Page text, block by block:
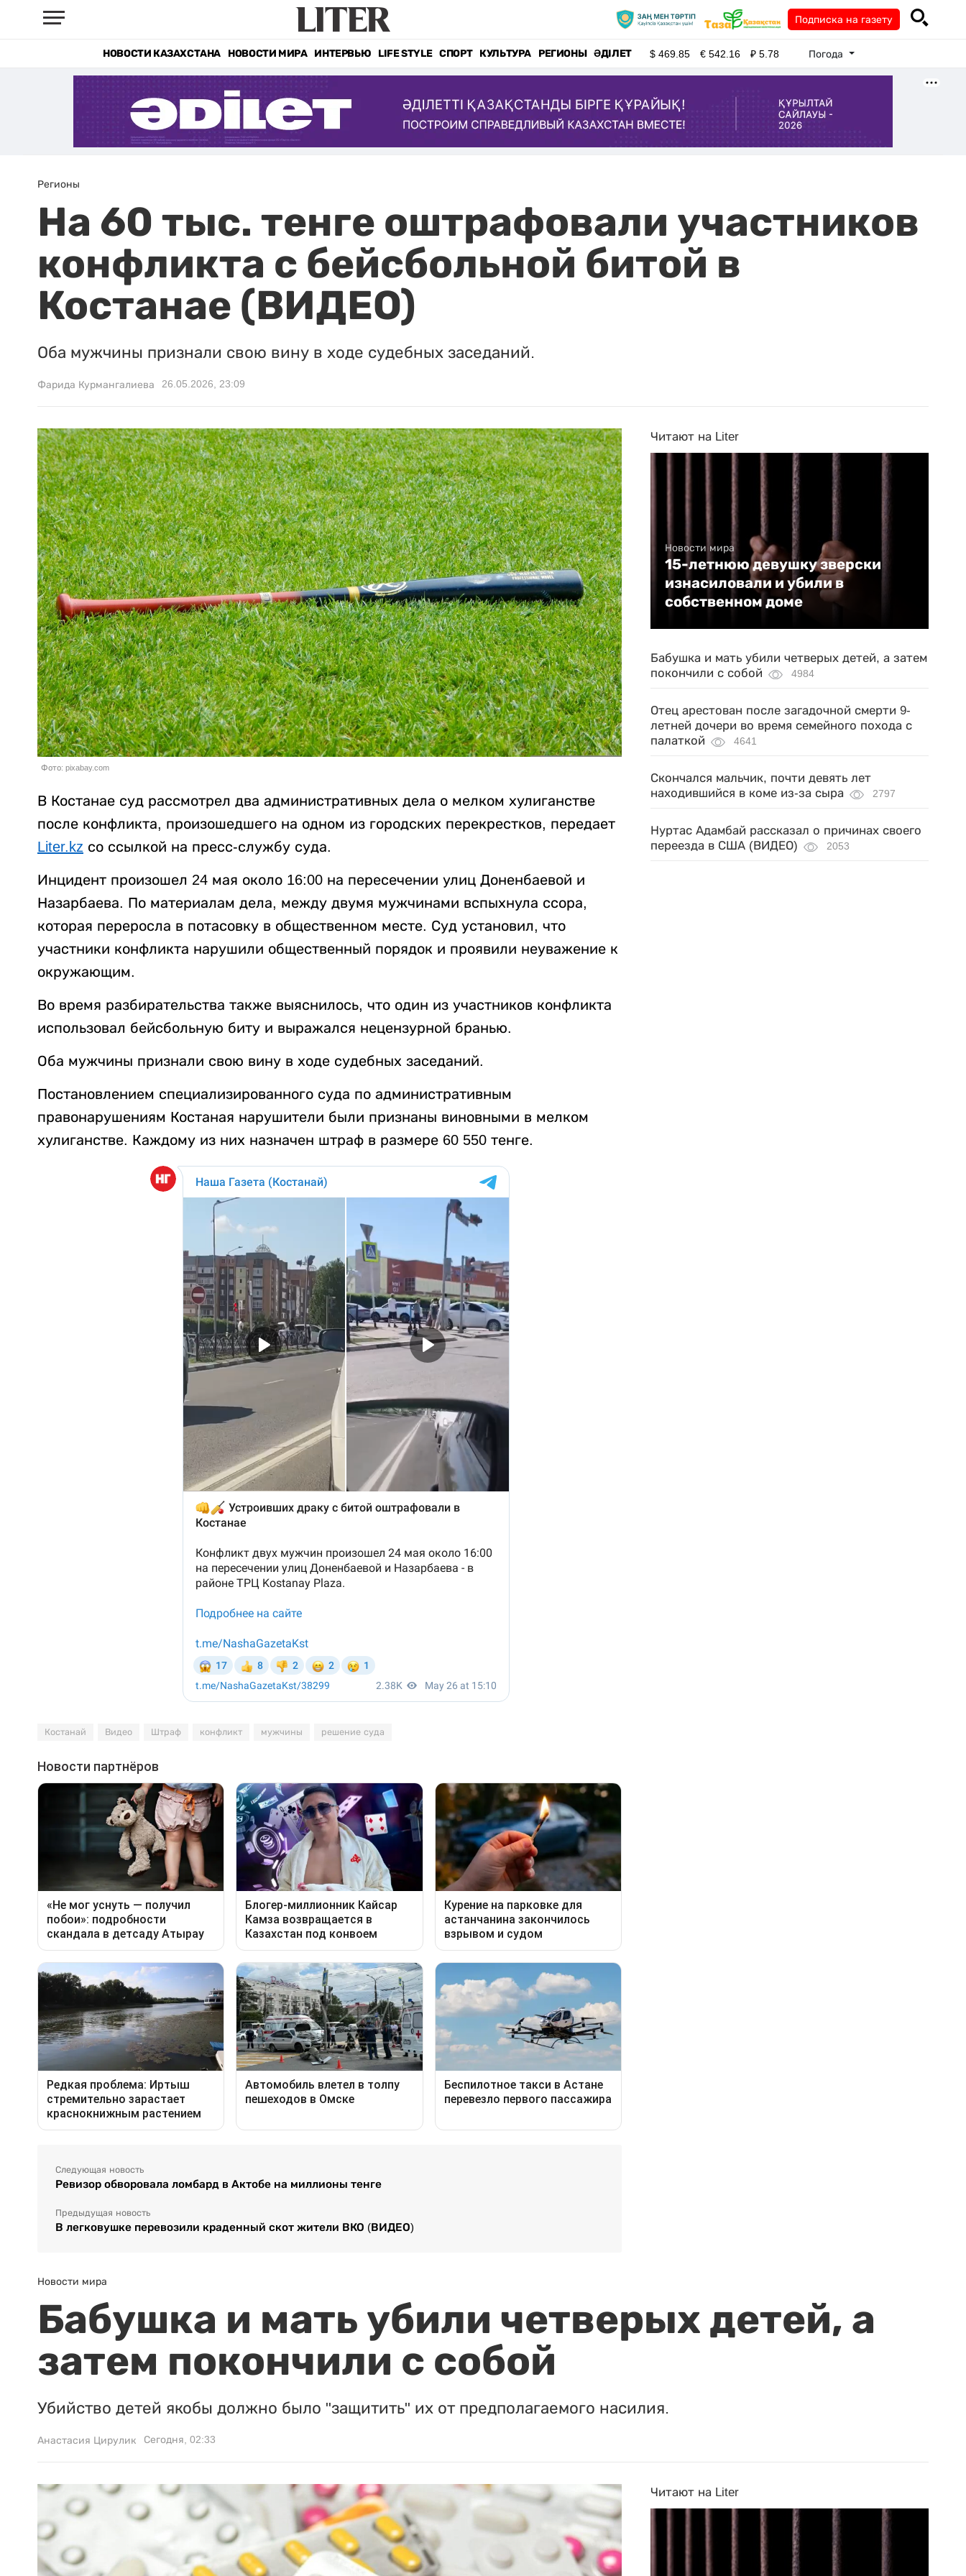
Подписка на газету
НОВОСТИ КАЗАХСТАНА НОВОСТИ МИРА ИНТЕРВЬЮ LIFE STYLE СПОРТ КУЛЬТУРА РЕГИОНЫ ӘДІЛЕТ $469.85 €542.16 ₽5.78 Погода
Регионы
На 60 тыс. тенге оштрафовали участников
конфликта с бейсбольной битой в
Костанае (ВИДЕО)
Оба мужчины признали свою вину в ходе судебных заседаний.
Фарида Курмангалиева 26.05.2026, 23:09
Фото: pixabay.com
В Костанае суд рассмотрел два административных дела о мелком хулиганстве
после конфликта, произошедшего на одном из городских перекрестков, передает
Liter.kz со ссылкой на пресс-службу суда.
Инцидент произошел 24 мая около 16:00 на пересечении улиц Доненбаевой и
Назарбаева. По материалам дела, между двумя мужчинами вспыхнула ссора,
которая переросла в потасовку в общественном месте. Суд установил, что
участники конфликта нарушили общественный порядок и проявили неуважение к
окружающим.
Во время разбирательства также выяснилось, что один из участников конфликта
использовал бейсбольную биту и выражался нецензурной бранью.
Оба мужчины признали свою вину в ходе судебных заседаний.
Постановлением специализированного суда по административным
правонарушениям Костаная нарушители были признаны виновными в мелком
хулиганстве. Каждому из них назначен штраф в размере 60 550 тенге.
Костанай Видео Штраф конфликт мужчины решение суда
Следующая новость
Ревизор обворовала ломбард в Актобе на миллионы тенге
Предыдущая новость
В легковушке перевозили краденный скот жители ВКО (ВИДЕО)
Читают на Liter
Новости мира
15-летнюю девушку зверски
изнасиловали и убили в
собственном доме
Бабушка и мать убили четверых детей, а затем
покончили с собой
4984
Отец арестован после загадочной смерти 9-
летней дочери во время семейного похода с
палаткой
4641
Скончался мальчик, почти девять лет
находившийся в коме из-за сыра
2797
Нуртас Адамбай рассказал о причинах своего
переезда в США (ВИДЕО)
2053
Новости мира
Бабушка и мать убили четверых детей, а
затем покончили с собой
Убийство детей якобы должно было "защитить" их от предполагаемого насилия.
Анастасия Цирулик Сегодня, 02:33
Читают на Liter